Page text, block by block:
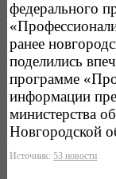
федерального
ранее
поделились
программе
информации
министерства
Новгородской
Источник:53 новости